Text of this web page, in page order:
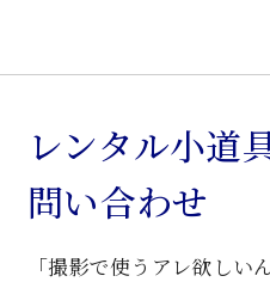
食
器
棚
レンタル小道
問い合わせ
「撮影で使うアレ欲し